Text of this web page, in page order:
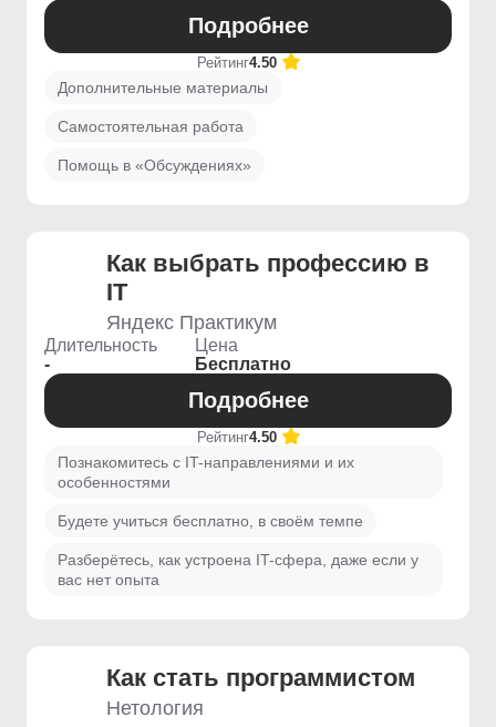
Подробнее
Рейтинг4.50
Дополнительные материалы
Самостоятельная работа
Помощь в «Обсуждениях»
Как выбрать профессию в
IT
Яндекс Практикум
Длительность
-
Цена
Бесплатно
Подробнее
Рейтинг4.50
Познакомитесь с IT-направлениями и их
особенностями
Будете учиться бесплатно, в своём темпе
Разберётесь, как устроена IT-сфера, даже если у
вас нет опыта
Как стать программистом
Нетология